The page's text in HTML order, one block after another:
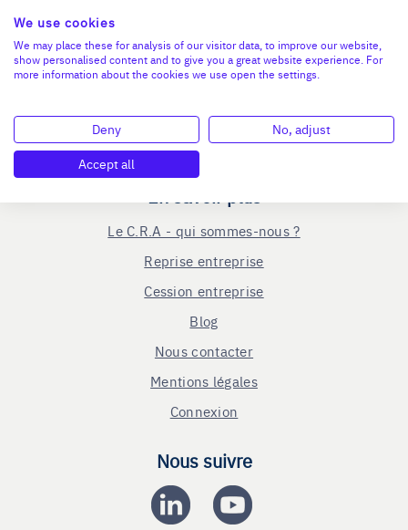
Le C.R.A - qui sommes-nous ?
Reprise entreprise
Cession entreprise
Blog
Nous contacter
Mentions légales
Connexion
Nous suivre
We use cookies
We may place these for analysis of our visitor data, to improve our website,
show personalised content and to give you a great website experience. For
more information about the cookies we use open the settings.
Deny
No, adjust
Accept all